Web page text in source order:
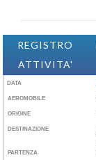
REGISTRO
ATTIVITA'
DATA
AEROMOBILE
ORIGINE
DESTINAZIONE
PARTENZA